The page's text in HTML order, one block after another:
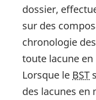
dossier,
sur des
chronologie
toute lacune
Lorsque le BST
des lacunes en